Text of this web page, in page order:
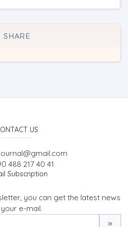
SHARE
US
488 217 40 41
Subscription
you can get the latest news
e-mail.